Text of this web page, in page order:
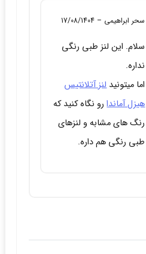
سحر ابراهیمی –
17/08/1404
سلام. این لنز طبی رنگی
نداره.
اما میتونیدلنز آتلانتیس
هیزل آماندارو نگاه کنید که
رنگ های مشابه و لنزهای
طبی رنگی هم داره.